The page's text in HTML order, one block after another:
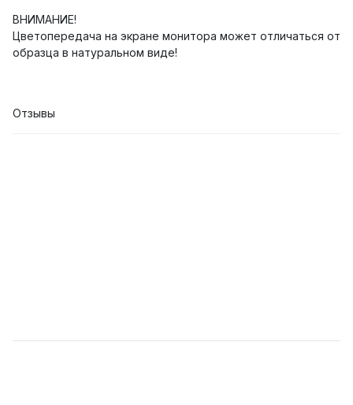
ВНИМАНИЕ!
Цветопередача на экране монитора может отличаться от
образца в натуральном виде!
Отзывы